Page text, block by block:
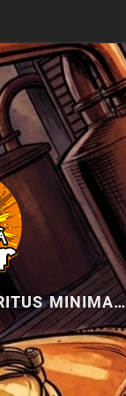
MINIMA…